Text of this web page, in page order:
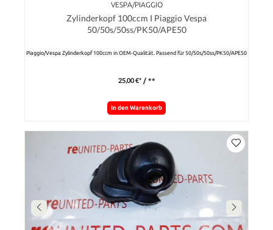
VESPA/PIAGGIO
Zylinderkopf 100ccm I Piaggio Vespa
50/50s/50ss/PK50/APE50
Piaggio/Vespa Zylinderkopf 100ccm in OEM-Qualität. Passend für 50/50s/50ss/PK50/APE50
25,00 €* / **
In den Warenkorb